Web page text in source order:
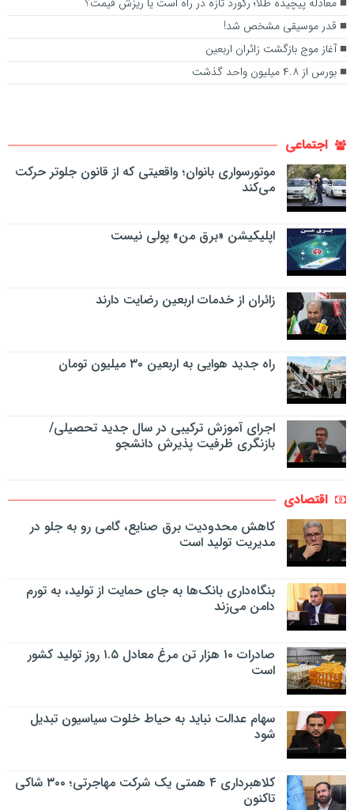
قدر موسیقی مشخص شد!
آغاز موج بازگشت زائران اربعین
بورس از ۴.۸ میلیون واحد گذشت
اجتماعی
موتورسواری بانوان؛ واقعیتی که از قانون جلوتر حرکت
می‌کند
اپلیکیشن «برق من» پولی نیست
زائران از خدمات اربعین رضایت دارند
راه جدید هوایی به اربعین ۳۰ میلیون تومان
اجرای آموزش ترکیبی در سال جدید تحصیلی/
بازنگری ظرفیت پذیرش دانشجو
اقتصادی
کاهش محدودیت برق صنایع، گامی رو به جلو در
مدیریت تولید است
بنگاه‌داری بانک‌ها به جای حمایت از تولید، به تورم
دامن می‌زند
صادرات ۱۰ هزار تن مرغ معادل ۱.۵ روز تولید کشور
است
سهام عدالت نباید به حیاط خلوت سیاسیون تبدیل
شود
کلاهبرداری ۴ همتی یک شرکت مهاجرتی؛ ۳۰۰ شاکی
تاکنون